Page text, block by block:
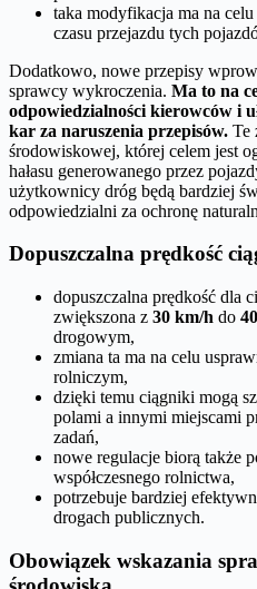
taka modyfikacja ma na
czasu przejazdu tych
Dodatkowo, nowe przepisy
sprawcy wykroczenia. Ma to na
odpowiedzialności kierowców i
kar za naruszenia przepisów. Te
środowiskowej, której celem jest
hałasu generowanego przez
użytkownicy dróg będą bardziej
odpowiedzialni za ochronę
Dopuszczalna prędkość
dopuszczalna prędkość dla
zwiększona z 30 km/h do
drogowym,
zmiana ta ma na celu
rolniczym,
dzięki temu ciągniki mogą
polami a innymi miejscami
zadań,
nowe regulacje biorą także
współczesnego rolnictwa,
potrzebuje bardziej
drogach publicznych.
Obowiązek wskazania